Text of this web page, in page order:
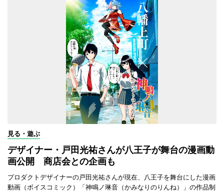
見る・遊ぶ
デザイナー・戸田光祐さんが八王子が舞台の漫画動
画公開 商店会との企画も
プロダクトデザイナーの戸田光祐さんが現在、八王子を舞台にした漫画
動画（ボイスコミック）「神鳴ノ琳音（かみなりのりんね）」の作品制